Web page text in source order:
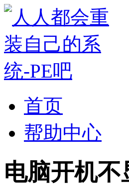
首页
帮助中心
电脑开机